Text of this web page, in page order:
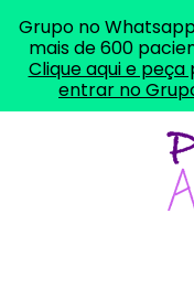
Grupo no
mais de 600
Clique aqui e peça
entrar no
...